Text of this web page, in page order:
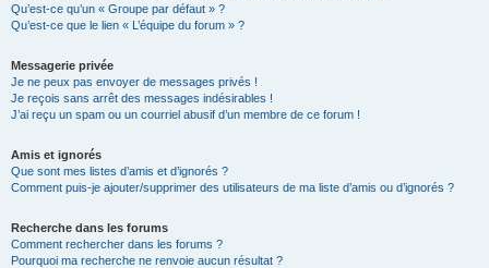
Qu’est-ce qu’un « Groupe par défaut » ?
Qu’est-ce que le lien « L’équipe du forum » ?
Messagerie privée
Je ne peux pas envoyer de messages privés !
Je reçois sans arrêt des messages indésirables !
J’ai reçu un spam ou un courriel abusif d’un membre de ce forum !
Amis et ignorés
Que sont mes listes d’amis et d’ignorés ?
Comment puis-je ajouter/supprimer des utilisateurs de ma liste d’amis ou d’ignorés ?
Recherche dans les forums
Comment rechercher dans les forums ?
Pourquoi ma recherche ne renvoie aucun résultat ?